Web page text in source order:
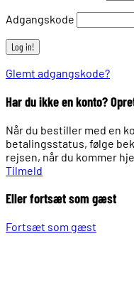
Adgangskode
Glemt adgangskode?
Har du ikke en konto?
Når du bestiller med en
betalingsstatus, følge
rejsen, når du kommer
Tilmeld
Eller fortsæt som gæst
Fortsæt som gæst